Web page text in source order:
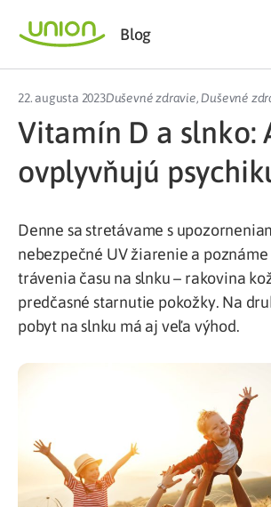
Blog
22. augusta 2023Duševné zdravie,Duševné
Vitamín D a slnko:
ovplyvňujú
Denne sa stretávame s
nebezpečné UV žiarenie a
trávenia času na slnku – rakovina
predčasné starnutie pokožky. Na
pobyt na slnku má aj veľa výhod.